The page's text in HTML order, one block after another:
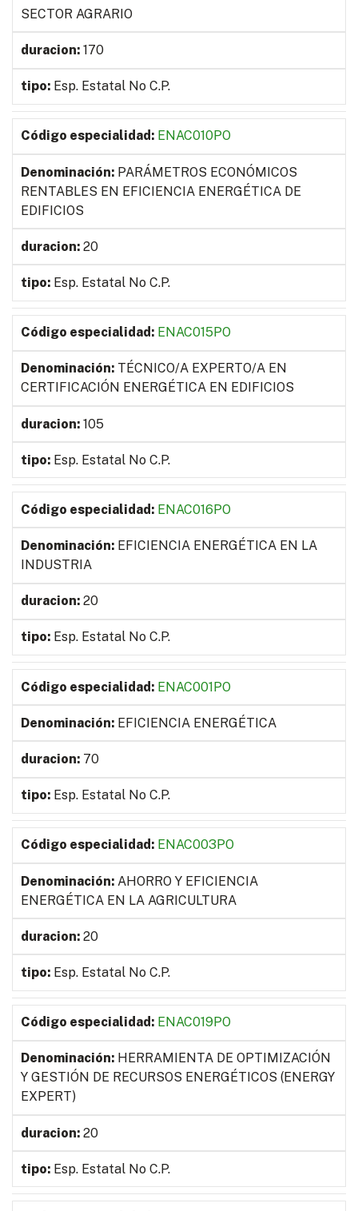
SECTOR AGRARIO
170
Esp. Estatal No C.P.
ENAC010PO
PARÁMETROS ECONÓMICOS
RENTABLES EN EFICIENCIA ENERGÉTICA DE
EDIFICIOS
20
Esp. Estatal No C.P.
ENAC015PO
TÉCNICO/A EXPERTO/A EN
CERTIFICACIÓN ENERGÉTICA EN EDIFICIOS
105
Esp. Estatal No C.P.
ENAC016PO
EFICIENCIA ENERGÉTICA EN LA
INDUSTRIA
20
Esp. Estatal No C.P.
ENAC001PO
EFICIENCIA ENERGÉTICA
70
Esp. Estatal No C.P.
ENAC003PO
AHORRO Y EFICIENCIA
ENERGÉTICA EN LA AGRICULTURA
20
Esp. Estatal No C.P.
ENAC019PO
HERRAMIENTA DE OPTIMIZACIÓN
Y GESTIÓN DE RECURSOS ENERGÉTICOS (ENERGY
EXPERT)
20
Esp. Estatal No C.P.